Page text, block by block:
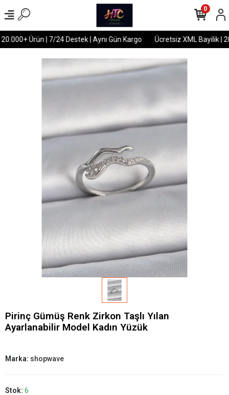
Ürün | 7/24 Destek | Aynı Gün Kargo Ücretsiz XML Bayilik |
0
Pirinç Gümüş Renk Zirkon Taşlı Yılan
Ayarlanabilir Model Kadın Yüzük
Marka: shopwave
Stok: 6